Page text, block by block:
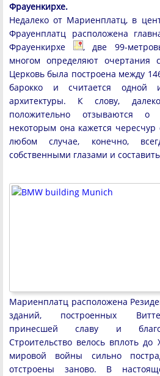
Фрауенкирхе.
Недалеко от Мариенплатц, в
Фрауенплатц расположена
Фрауенкирхе
, две 99-
многом определяют очертания
Церковь была построена между
барокко и считается одной
архитектуры. К слову,
положительно отзываются о
некоторым она кажется
любом случае, конечно,
собственными глазами и
Мариенплатц расположена
зданий, построенных
принесшей славу и
Строительство велось вплоть до
мировой войны сильно
отстроены заново. В